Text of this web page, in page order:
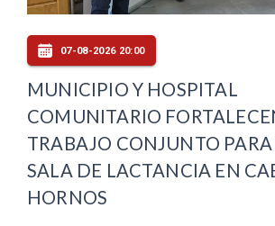
07-08-2026 20:00
MUNICIPIO Y HOSPITAL
COMUNITARIO
TRABAJO CONJUNTO
SALA DE LACTANCIA EN
HORNOS